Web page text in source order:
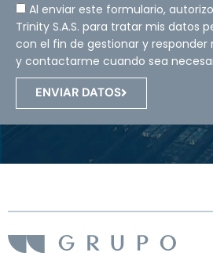
Al enviar este formulario,
Trinity S.A.S. para tratar mis datos
con el fin de gestionar y responder
y contactarme cuando sea
ENVIAR DATOS